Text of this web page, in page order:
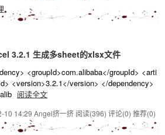
3.2.1 生成多sheet的xlsx文件
<groupId>com.alibaba</groupId> <arti
<version>3.2.1</version> </dependency>
阅读全文
10 14:29 Angel挤一挤 阅读(396) 评论(0) 推荐(0)